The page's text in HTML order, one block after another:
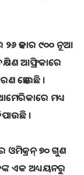
ହଜାର ୯୦୦ ନୂଆ
ଆଫ୍ରିକାରେ
ହୋଇଛି ।
ମଧ୍ୟ
।
ଓମିକ୍ରନ୍‌ ୭୦ ଗୁଣ
ଏକ ଅଧ୍ୟୟନରୁ